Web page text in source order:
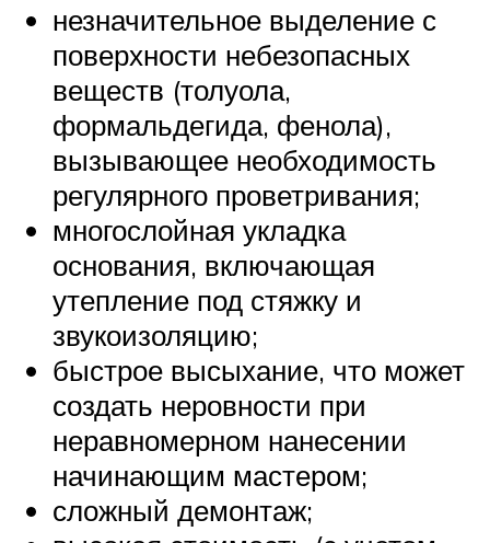
незначительное выделение с
поверхности небезопасных
веществ (толуола,
формальдегида, фенола),
вызывающее необходимость
регулярного проветривания;
многослойная укладка
основания, включающая
утепление под стяжку и
звукоизоляцию;
быстрое высыхание, что может
создать неровности при
неравномерном нанесении
начинающим мастером;
сложный демонтаж;